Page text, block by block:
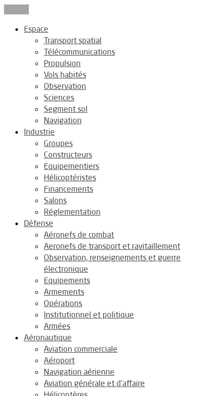
Espace
Transport spatial
Télécommunications
Propulsion
Vols habités
Observation
Sciences
Segment sol
Navigation
Industrie
Groupes
Constructeurs
Equipementiers
Hélicoptéristes
Financements
Salons
Réglementation
Défense
Aéronefs de combat
Aeronefs de transport et ravitaillement
Observation, renseignements et guerre
électronique
Equipements
Armements
Opérations
Institutionnel et politique
Armées
Aéronautique
Aviation commerciale
Aéroport
Navigation aérienne
Aviation générale et d’affaire